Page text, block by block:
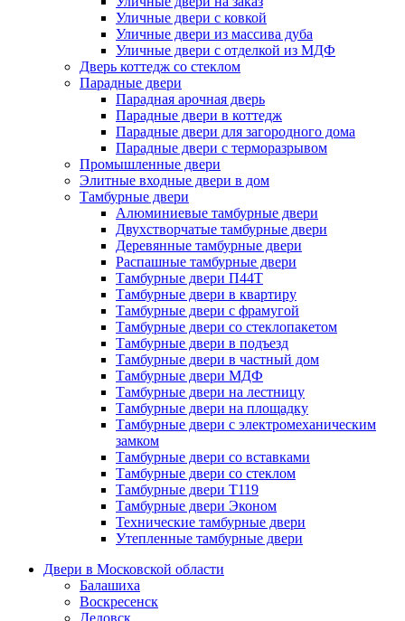
Уличные двери с ковкой
Уличные двери из массива дуба
Уличные двери с отделкой из МДФ
Дверь коттедж со стеклом
Парадные двери
Парадная арочная дверь
Парадные двери в коттедж
Парадные двери для загородного дома
Парадные двери с терморазрывом
Промышленные двери
Элитные входные двери в дом
Тамбурные двери
Алюминиевые тамбурные двери
Двухстворчатые тамбурные двери
Деревянные тамбурные двери
Распашные тамбурные двери
Тамбурные двери П44Т
Тамбурные двери в квартиру
Тамбурные двери с фрамугой
Тамбурные двери со стеклопакетом
Тамбурные двери в подъезд
Тамбурные двери в частный дом
Тамбурные двери МДФ
Тамбурные двери на лестницу
Тамбурные двери на площадку
Тамбурные двери с электромеханическим
замком
Тамбурные двери со вставками
Тамбурные двери со стеклом
Тамбурные двери Т119
Тамбурные двери Эконом
Технические тамбурные двери
Утепленные тамбурные двери
Двери в Московской области
Балашиха
Воскресенск
Дедовск